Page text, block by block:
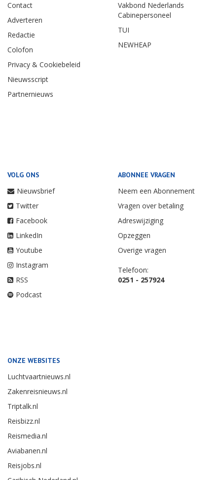
Contact
Adverteren
Redactie
Colofon
Privacy & Cookiebeleid
Nieuwsscript
Partnernieuws
Vakbond Nederlands
Cabinepersoneel
TUI
NEWHEAP
VOLG ONS
Nieuwsbrief
Twitter
Facebook
LinkedIn
Youtube
Instagram
RSS
Podcast
ABONNEE VRAGEN
Neem een Abonnement
Vragen over betaling
Adreswijziging
Opzeggen
Overige vragen
Telefoon:
0251 - 257924
ONZE WEBSITES
Luchtvaartnieuws.nl
Zakenreisnieuws.nl
Triptalk.nl
Reisbizz.nl
Reismedia.nl
Aviabanen.nl
Reisjobs.nl